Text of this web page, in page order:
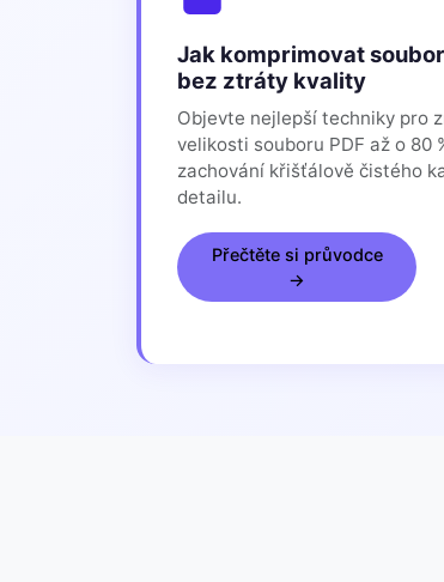
Jak komprimovat
bez ztráty kvality
Objevte nejlepší techniky pro
velikosti souboru PDF až o 80
zachování křišťálově čistého
detailu.
Přečtěte si průvodce
→